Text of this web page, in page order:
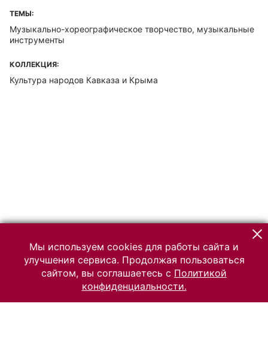
ТЕМЫ:
Музыкально-хореографическое творчество, музыкальные
инструменты
КОЛЛЕКЦИЯ:
Культура народов Кавказа и Крыма
Мы используем cookies для работы сайта и
улучшения сервиса. Продолжая пользоваться
сайтом, вы соглашаетесь с Политикой
конфиденциальности.